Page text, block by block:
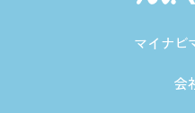
マイナビ
会